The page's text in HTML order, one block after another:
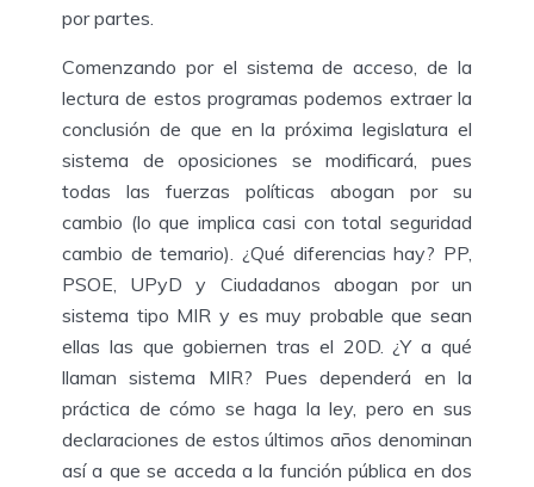
por partes.
Comenzando por el sistema de acceso, de la
lectura de estos programas podemos extraer la
conclusión de que en la próxima legislatura el
sistema de oposiciones se modificará, pues
todas las fuerzas políticas abogan por su
cambio (lo que implica casi con total seguridad
cambio de temario). ¿Qué diferencias hay? PP,
PSOE, UPyD y Ciudadanos abogan por un
sistema tipo MIR y es muy probable que sean
ellas las que gobiernen tras el 20D. ¿Y a qué
llaman sistema MIR? Pues dependerá en la
práctica de cómo se haga la ley, pero en sus
declaraciones de estos últimos años denominan
así a que se acceda a la función pública en dos